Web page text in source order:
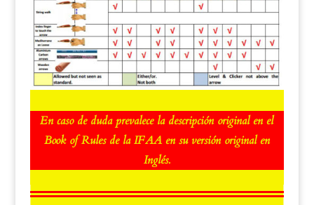
En caso de duda prevalece la descripción original en el
Book of Rules de la IFAA en su versión original en
Inglés.